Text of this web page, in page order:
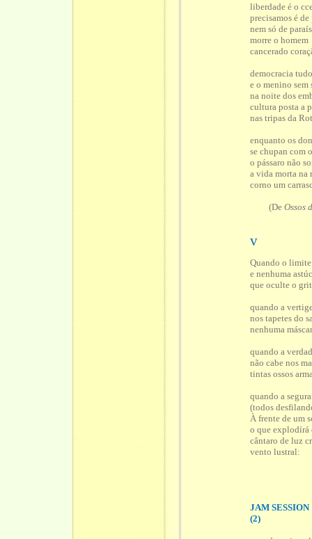
liberdade é o
precisamos é de
nem só de
morre o homem
cancerado
democracia
e o menino sem
na noite dos
cultura posta a
nas tripas da
enquanto os
se chupan com
o pássaro não
a vida morta na
corno um
(DeOssos
v
Quando o
e nenhuma
que oculte o
quando a
nos tapetes do
nenhuma
quando a
não cabe nos
tintas ossos
quando a
(todos
À frente de um
o que explodírá
cântaro de luz
vento lustral:
JAM SESSION
(2)